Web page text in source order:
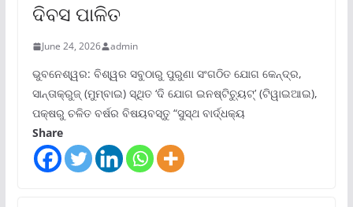
ଦିବସ ପାଳିତ
June 24, 2026 admin
ଭୁବନେଶ୍ୱର: ବିଶ୍ୱର ସବୁଠାରୁ ପୁରୁଣା ସଂଗଠିତ ଯୋଗ କେନ୍ଦ୍ର,
ସାନ୍ତାକ୍ରୁଜ୍ (ମୁମ୍ବାଇ) ସ୍ଥିତ ‘ଦି ଯୋଗ ଇନଷ୍ଟିଚ୍ୟୁଟ୍‌’ (ଟିୱାଇଆଇ),
ପକ୍ଷରୁ ଚଳିତ ବର୍ଷର ବିଷୟବସ୍ତୁ “ସୁସ୍ଥ ବାର୍ଦ୍ଧକ୍ୟ
Share